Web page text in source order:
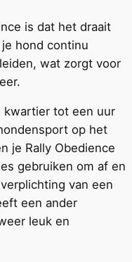
is dat het draait
hond continu
wat zorgt voor
kwartier tot een uur
op het
je Rally Obedience
gebruiken om af en
van een
een ander
leuk en